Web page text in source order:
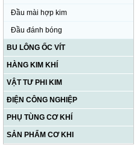
Đầu mài hợp kim
Đầu đánh bóng
BU LÔNG ỐC VÍT
HÀNG KIM KHÍ
VẬT TƯ PHI KIM
ĐIỆN CÔNG NGHIỆP
PHỤ TÙNG CƠ KHÍ
SẢN PHẨM CƠ KHI